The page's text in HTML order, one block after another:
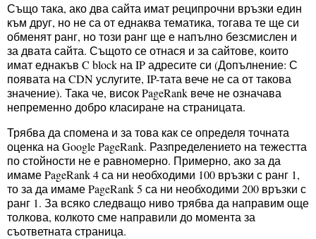
Също така, ако два сайта имат реципрочни връзки един
към друг, но не са от еднаква тематика, тогава те ще си
обменят ранг, но този ранг ще е напълно безсмислен и
за двата сайта. Същото се отнася и за сайтове, които
имат еднакъв C block на IP адресите си (Допълнение: С
появата на CDN услугите, IP-тата вече не са от такова
значение). Така че, висок PageRank вече не означава
непременно добро класиране на страницата.
Трябва да спомена и за това как се определя точната
оценка на Google PageRank. Разпределението на тежестта
по стойности не е равномерно. Примерно, ако за да
имаме PageRank 4 са ни необходими 100 връзки с ранг 1,
то за да имаме PageRank 5 са ни необходими 200 връзки с
ранг 1. За всяко следващо ниво трябва да направим още
толкова, колкото сме направили до момента за
съответната страница.